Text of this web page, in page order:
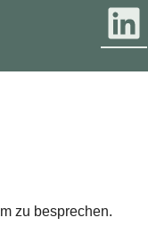
zu besprechen.